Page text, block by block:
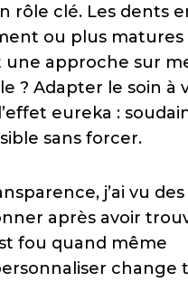
rôle clé. Les dents
ou plus matures
approche sur
? Adapter le soin à
eureka :
sans forcer.
j’ai vu
après avoir
fou quand même
change